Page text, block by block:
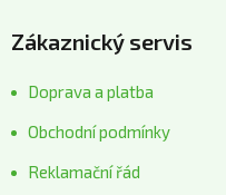
Zákaznický servis
Doprava a platba
Obchodní podmínky
Reklamační řád